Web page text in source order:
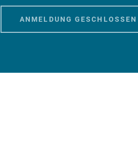
ANMELDUNG GESCHLOSSEN